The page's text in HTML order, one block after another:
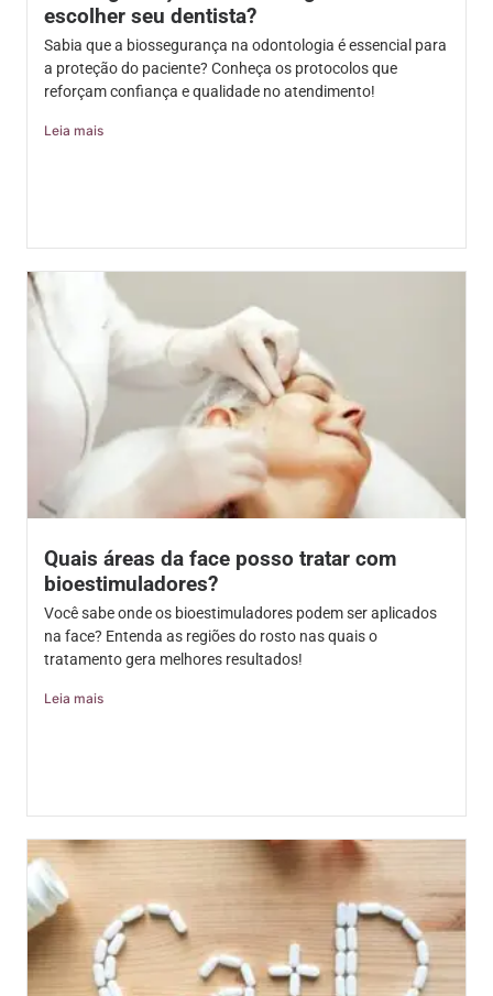
escolher seu dentista?
Sabia que a biossegurança na odontologia é essencial para
a proteção do paciente? Conheça os protocolos que
reforçam confiança e qualidade no atendimento!
Leia mais
Quais áreas da face posso tratar com
bioestimuladores?
Você sabe onde os bioestimuladores podem ser aplicados
na face? Entenda as regiões do rosto nas quais o
tratamento gera melhores resultados!
Leia mais